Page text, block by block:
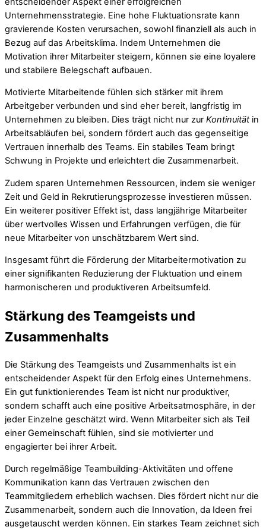
Unternehmensstrategie. Eine hohe Fluktuationsrate kann
gravierende Kosten verursachen, sowohl finanziell als auch in
Bezug auf das Arbeitsklima. Indem Unternehmen die
Motivation ihrer Mitarbeiter steigern, können sie eine loyalere
und stabilere Belegschaft aufbauen.
Motivierte Mitarbeitende fühlen sich stärker mit ihrem
Arbeitgeber verbunden und sind eher bereit, langfristig im
Unternehmen zu bleiben. Dies trägt nicht nur zur Kontinuitätin
Arbeitsabläufen bei, sondern fördert auch das gegenseitige
Vertrauen innerhalb des Teams. Ein stabiles Team bringt
Schwung in Projekte und erleichtert die Zusammenarbeit.
Zudem sparen Unternehmen Ressourcen, indem sie weniger
Zeit und Geld in Rekrutierungsprozesse investieren müssen.
Ein weiterer positiver Effekt ist, dass langjährige Mitarbeiter
über wertvolles Wissen und Erfahrungen verfügen, die für
neue Mitarbeiter von unschätzbarem Wert sind.
Insgesamt führt die Förderung der Mitarbeitermotivation zu
einer signifikanten Reduzierung der Fluktuation und einem
harmonischeren und produktiveren Arbeitsumfeld.
Stärkung des Teamgeists und
Zusammenhalts
Die Stärkung des Teamgeists und Zusammenhalts ist ein
entscheidender Aspekt für den Erfolg eines Unternehmens.
Ein gut funktionierendes Team ist nicht nur produktiver,
sondern schafft auch eine positive Arbeitsatmosphäre, in der
jeder Einzelne geschätzt wird. Wenn Mitarbeiter sich als Teil
einer Gemeinschaft fühlen, sind sie motivierter und
engagierter bei ihrer Arbeit.
Durch regelmäßige Teambuilding-Aktivitäten und offene
Kommunikation kann das Vertrauen zwischen den
Teammitgliedern erheblich wachsen. Dies fördert nicht nur die
Zusammenarbeit, sondern auch die Innovation, da Ideen frei
ausgetauscht werden können. Ein starkes Team zeichnet sich